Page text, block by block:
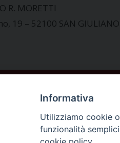
R. MORETTI
19 – 52100 SAN GIULIANO
Informativa
Utilizziamo cookie
funzionalità